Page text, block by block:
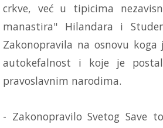
crkve, već u tipicima
manastira" Hilandara i
Zakonopravila na osnovu
autokefalnost i koje je
pravoslavnim narodima.
- Zakonopravilo Svetog Save